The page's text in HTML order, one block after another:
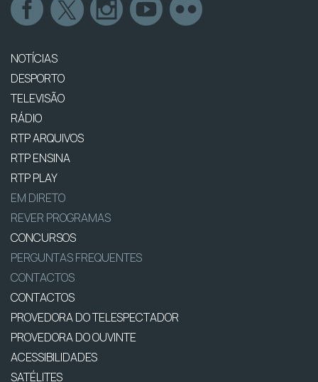
NOTÍCIAS
DESPORTO
TELEVISÃO
RÁDIO
RTP ARQUIVOS
RTP ENSINA
RTP PLAY
EM DIRETO
REVER PROGRAMAS
CONCURSOS
PERGUNTAS FREQUENTES
CONTACTOS
CONTACTOS
PROVEDORA DO TELESPECTADOR
PROVEDORA DO OUVINTE
ACESSIBILIDADES
SATÉLITES